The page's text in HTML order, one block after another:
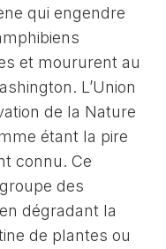
qui engendre
et moururent au
L’Union
de la Nature
étant la pire
connu. Ce
des
dégradant la
de plantes ou